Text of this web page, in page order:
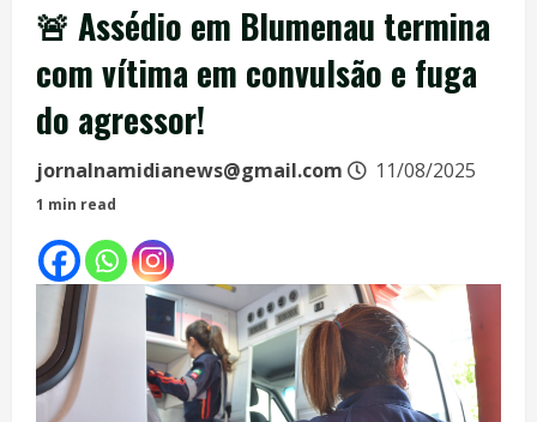
🚨 Assédio em Blumenau termina
com vítima em convulsão e fuga
do agressor!
jornalnamidianews@gmail.com 11/08/2025
1 min read